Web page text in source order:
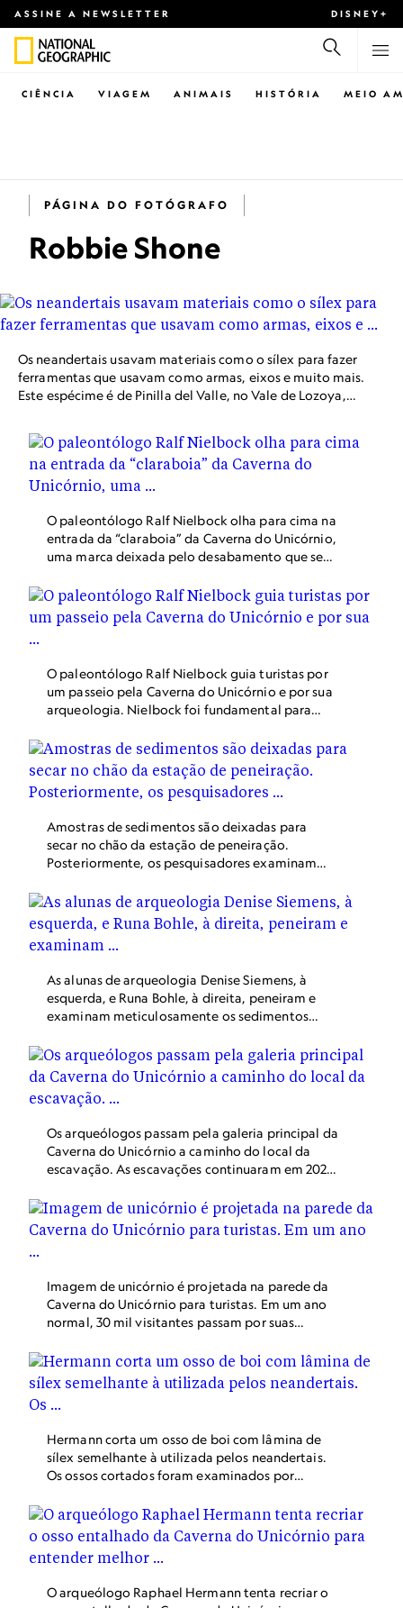
ASSINE A NEWSLETTER DISNEY+
CIÊNCIA VIAGEM ANIMAIS HISTÓRIA MEIO
PÁGINA DO FOTÓGRAFO
Robbie Shone
Os neandertais usavam materiais como o sílex para fazer
ferramentas que usavam como armas, eixos e muito mais.
Este espécime é de Pinilla del Valle, no Vale de Lozoya,
foram encontrados aqui desde o início das escavações, no
começo dos anos 2000.
O paleontólogo Ralf Nielbock olha para cima na
entrada da “claraboia” da Caverna do Unicórnio,
uma marca deixada pelo desabamento que se
sol está a pino. A caverna integra o maior
Geoparque da Unesco na Alemanha, localizado
nas exuberantes montanhas de Harz.
O paleontólogo Ralf Nielbock guia turistas por
um passeio pela Caverna do Unicórnio e por sua
arqueologia. Nielbock foi fundamental para
também para iniciar escavações arqueológicas
no local. Hoje, ele atua como diretor da Caverna
do Unicórnio, que também foi palco de sessões
de fotos de moda, produções para a televisão e
Amostras de sedimentos são deixadas para
secar no chão da estação de peneiração.
Posteriormente, os pesquisadores examinam
objetos minúsculos de interesse.
As alunas de arqueologia Denise Siemens, à
esquerda, e Runa Bohle, à direita, peneiram e
examinam meticulosamente os sedimentos
do Unicórnio. Até mesmo os menores ossos de
animais ou restos de plantas podem fornecer
vida há 50 mil anos.
Os arqueólogos passam pela galeria principal da
Caverna do Unicórnio a caminho do local da
escavação. As escavações continuaram em 2020
respeitadas devido à covid-19. As estalagmites e
estalactites da caverna foram quebradas
centenas de anos atrás por pessoas do Período
Imagem de unicórnio é projetada na parede da
Caverna do Unicórnio para turistas. Em um ano
normal, 30 mil visitantes passam por suas
Hermann corta um osso de boi com lâmina de
sílex semelhante à utilizada pelos neandertais.
Os ossos cortados foram examinados por
comparados aos encontrados no artefato. Após
semanas de experimentação, os pesquisadores
Caverna do Unicórnio demorava ao menos 10
cegas uma ou duas preciosas lâminas de sílex
O arqueólogo Raphael Hermann tenta recriar o